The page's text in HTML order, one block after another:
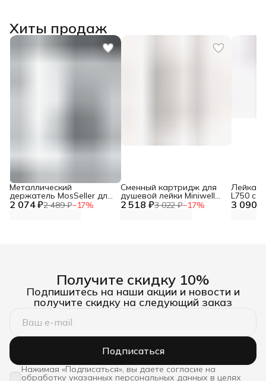
Хиты продаж
2 074 ₽2 489 ₽−17%
Металлический
держатель MosSeller для
смартфона с 2 518 ₽3 022 ₽−17%
Сменный картридж для
душевой лейки Miniwell
L750, угольный 3 090 ₽
Лейка
L750 со
Получите скидку 10%
Подпишитесь на наши акции и новости и
получите скидку на следующий заказ
Подписаться
Нажимая «Подписаться», вы даете согласие на
обработку указанных персональных данных в целях